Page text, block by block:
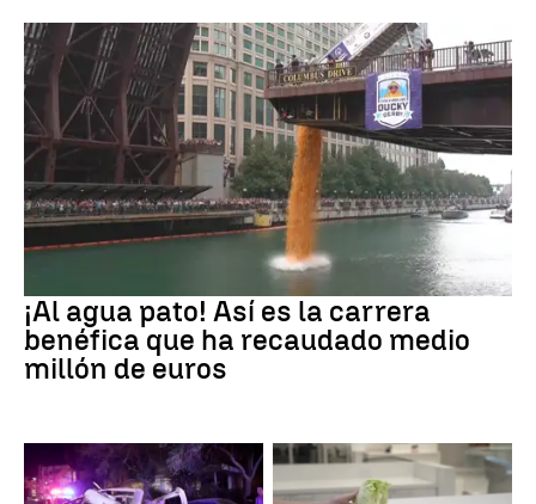
¡Al agua pato! Así es la carrera
benéfica que ha recaudado medio
millón de euros